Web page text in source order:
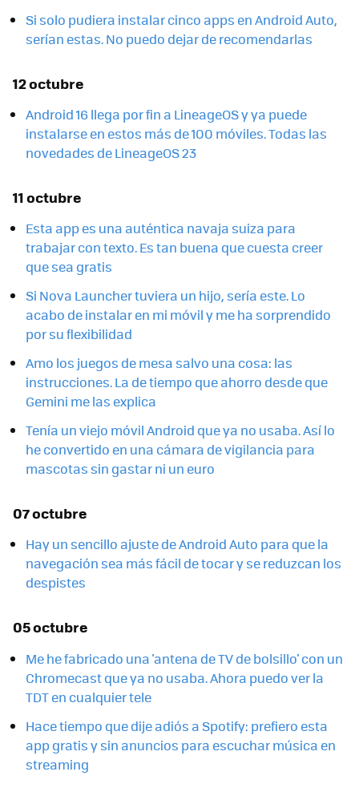
Si solo pudiera instalar cinco apps en Android Auto,
serían estas. No puedo dejar de recomendarlas
12 octubre
Android 16 llega por fin a LineageOS y ya puede
instalarse en estos más de 100 móviles. Todas las
novedades de LineageOS 23
11 octubre
Esta app es una auténtica navaja suiza para
trabajar con texto. Es tan buena que cuesta creer
que sea gratis
Si Nova Launcher tuviera un hijo, sería este. Lo
acabo de instalar en mi móvil y me ha sorprendido
por su flexibilidad
Amo los juegos de mesa salvo una cosa: las
instrucciones. La de tiempo que ahorro desde que
Gemini me las explica
Tenía un viejo móvil Android que ya no usaba. Así lo
he convertido en una cámara de vigilancia para
mascotas sin gastar ni un euro
07 octubre
Hay un sencillo ajuste de Android Auto para que la
navegación sea más fácil de tocar y se reduzcan los
despistes
05 octubre
Me he fabricado una 'antena de TV de bolsillo' con un
Chromecast que ya no usaba. Ahora puedo ver la
TDT en cualquier tele
Hace tiempo que dije adiós a Spotify: prefiero esta
app gratis y sin anuncios para escuchar música en
streaming